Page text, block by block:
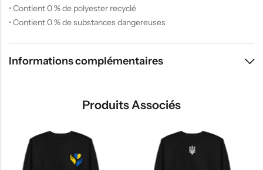
• Contient 0 % de polyester recyclé
• Contient 0 % de substances dangereuses
Informations complémentaires
Produits Associés